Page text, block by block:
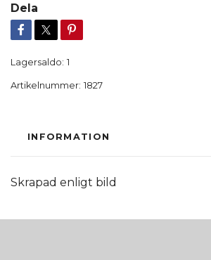
Dela
Lagersaldo: 1
Artikelnummer: 1827
INFORMATION
Skrapad enligt bild